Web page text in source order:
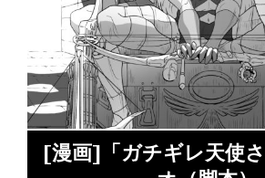
ガチギレ天使さん」シナリ